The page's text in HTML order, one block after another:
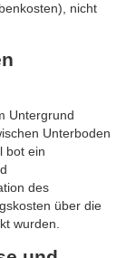
nicht
Untergrund
Unterboden
bot ein
des
über die
wurden.